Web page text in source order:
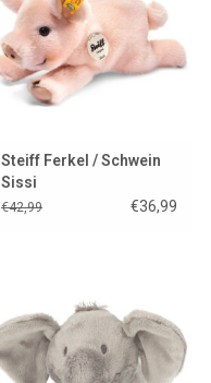
Steiff Ferkel / Schwein
Sissi
€42,99 €36,99